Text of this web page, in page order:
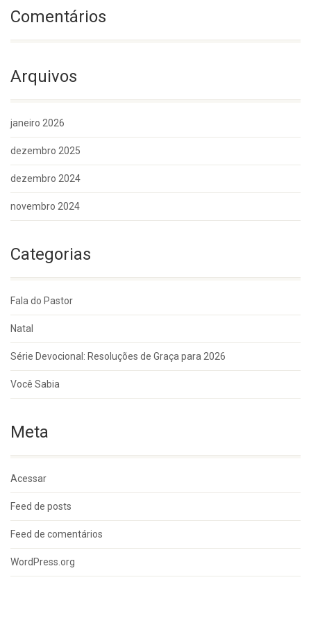
Comentários
Arquivos
janeiro 2026
dezembro 2025
dezembro 2024
novembro 2024
Categorias
Fala do Pastor
Natal
Série Devocional: Resoluções de Graça para 2026
Você Sabia
Meta
Acessar
Feed de posts
Feed de comentários
WordPress.org